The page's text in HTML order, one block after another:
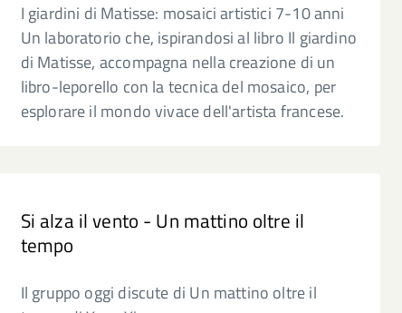
I giardini di Matisse: mosaici artistici 7-10 anni
Un laboratorio che, ispirandosi al libro Il giardino
di Matisse, accompagna nella creazione di un
libro-leporello con la tecnica del mosaico, per
esplorare il mondo vivace dell'artista francese.
Si alza il vento - Un mattino oltre il
tempo
Il gruppo oggi discute di Un mattino oltre il